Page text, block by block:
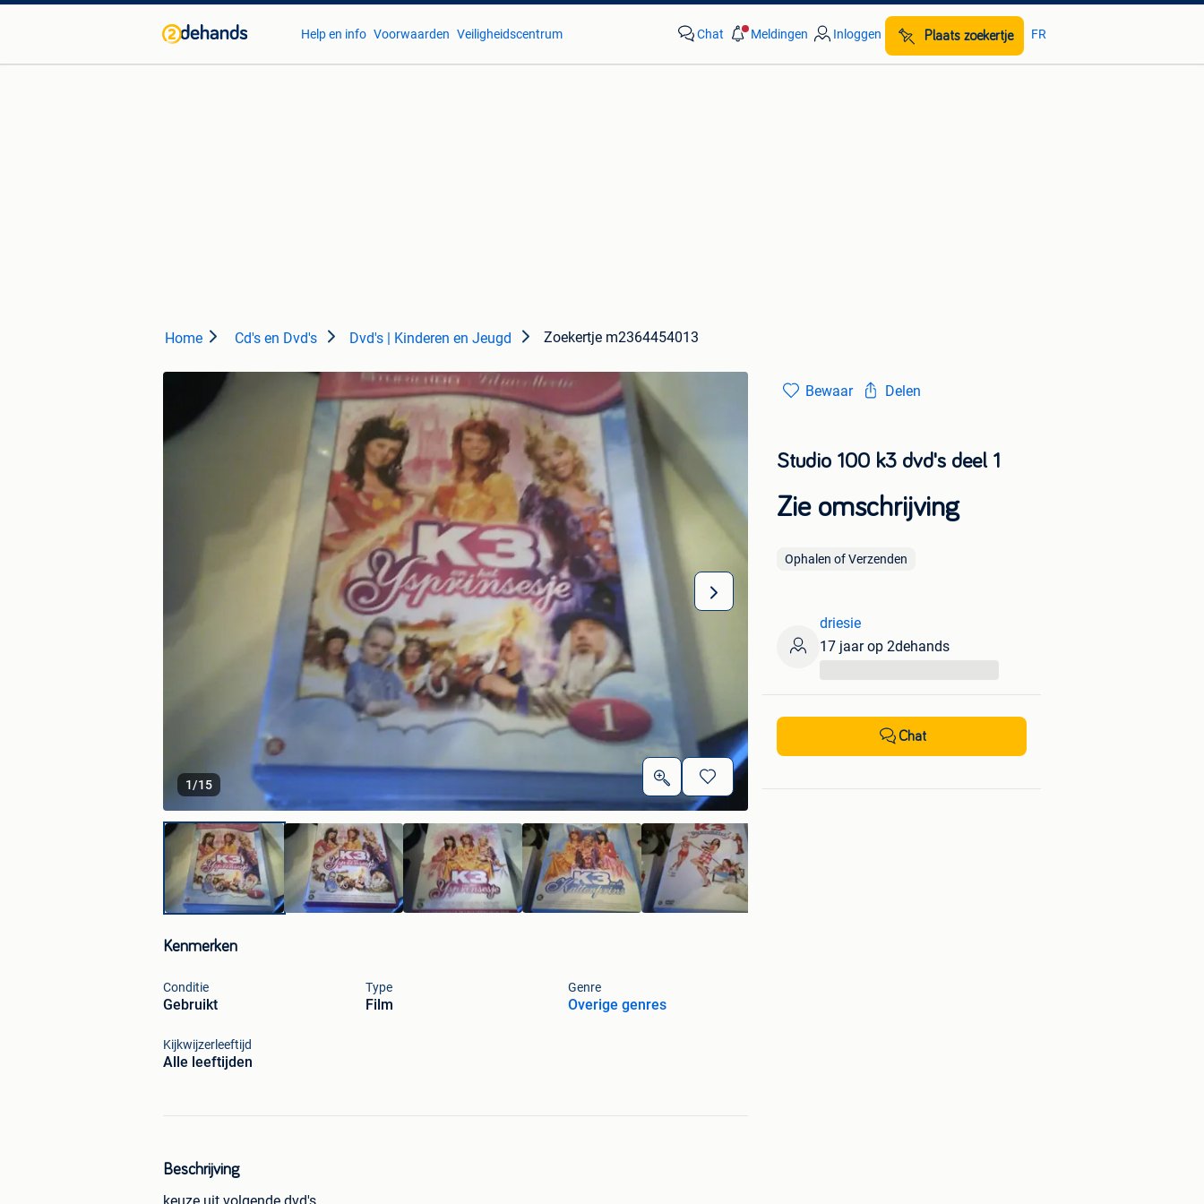
Help en info Voorwaarden Veiligheidscentrum Chat Meldingen Inloggen Plaats zoekertje FR
Home Cd's en Dvd's Dvd's | Kinderen en Jeugd Zoekertje m2364454013
1/15
Kenmerken
Conditie
Gebruikt
Type
Film
Genre
Overige genres
Kijkwijzerleeftijd
Alle leeftijden
Beschrijving
Bewaar Delen
Studio 100 k3 dvd's deel 1
Zie omschrijving
Ophalen of Verzenden
driesie
17 jaar op 2dehands
Chat